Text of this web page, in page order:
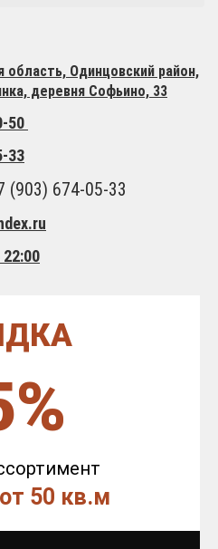
Одинцовский район,
деревня Софьино, 33
50
33
(903) 674-05-33
от 50 кв.м